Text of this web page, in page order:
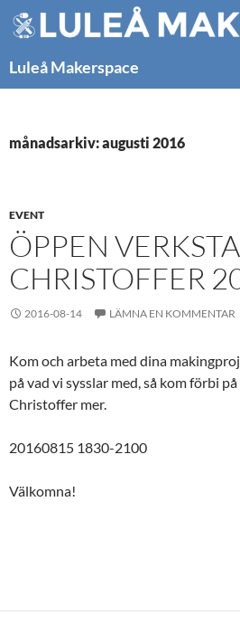
Hoppa
till
Luleå Makerspace
månadsarkiv: augusti 2016
EVENT
ÖPPEN
CHRISTOFFER
2016-08-14 LÄMNA EN KOMMENTAR
Kom och arbeta med dina
på vad vi sysslar med, så kom förbi
Christoffer mer.
20160815 1830-2100
Välkomna!